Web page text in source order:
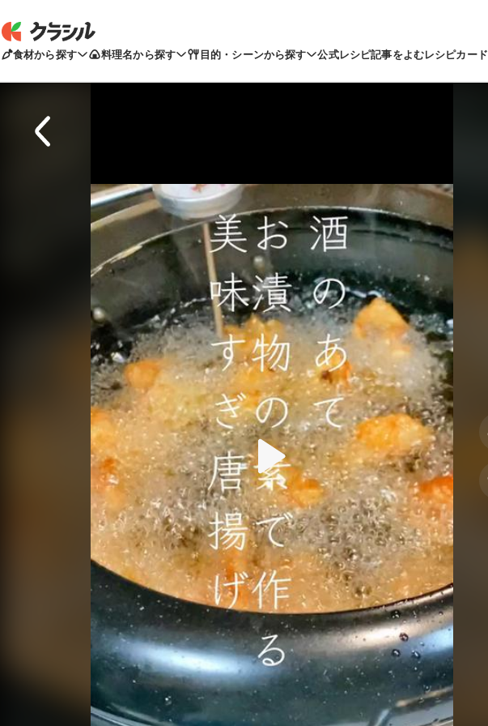
食材から探す 料理名から探す 目的・シーンから探す 公式レシピ記事をよむレシピカード